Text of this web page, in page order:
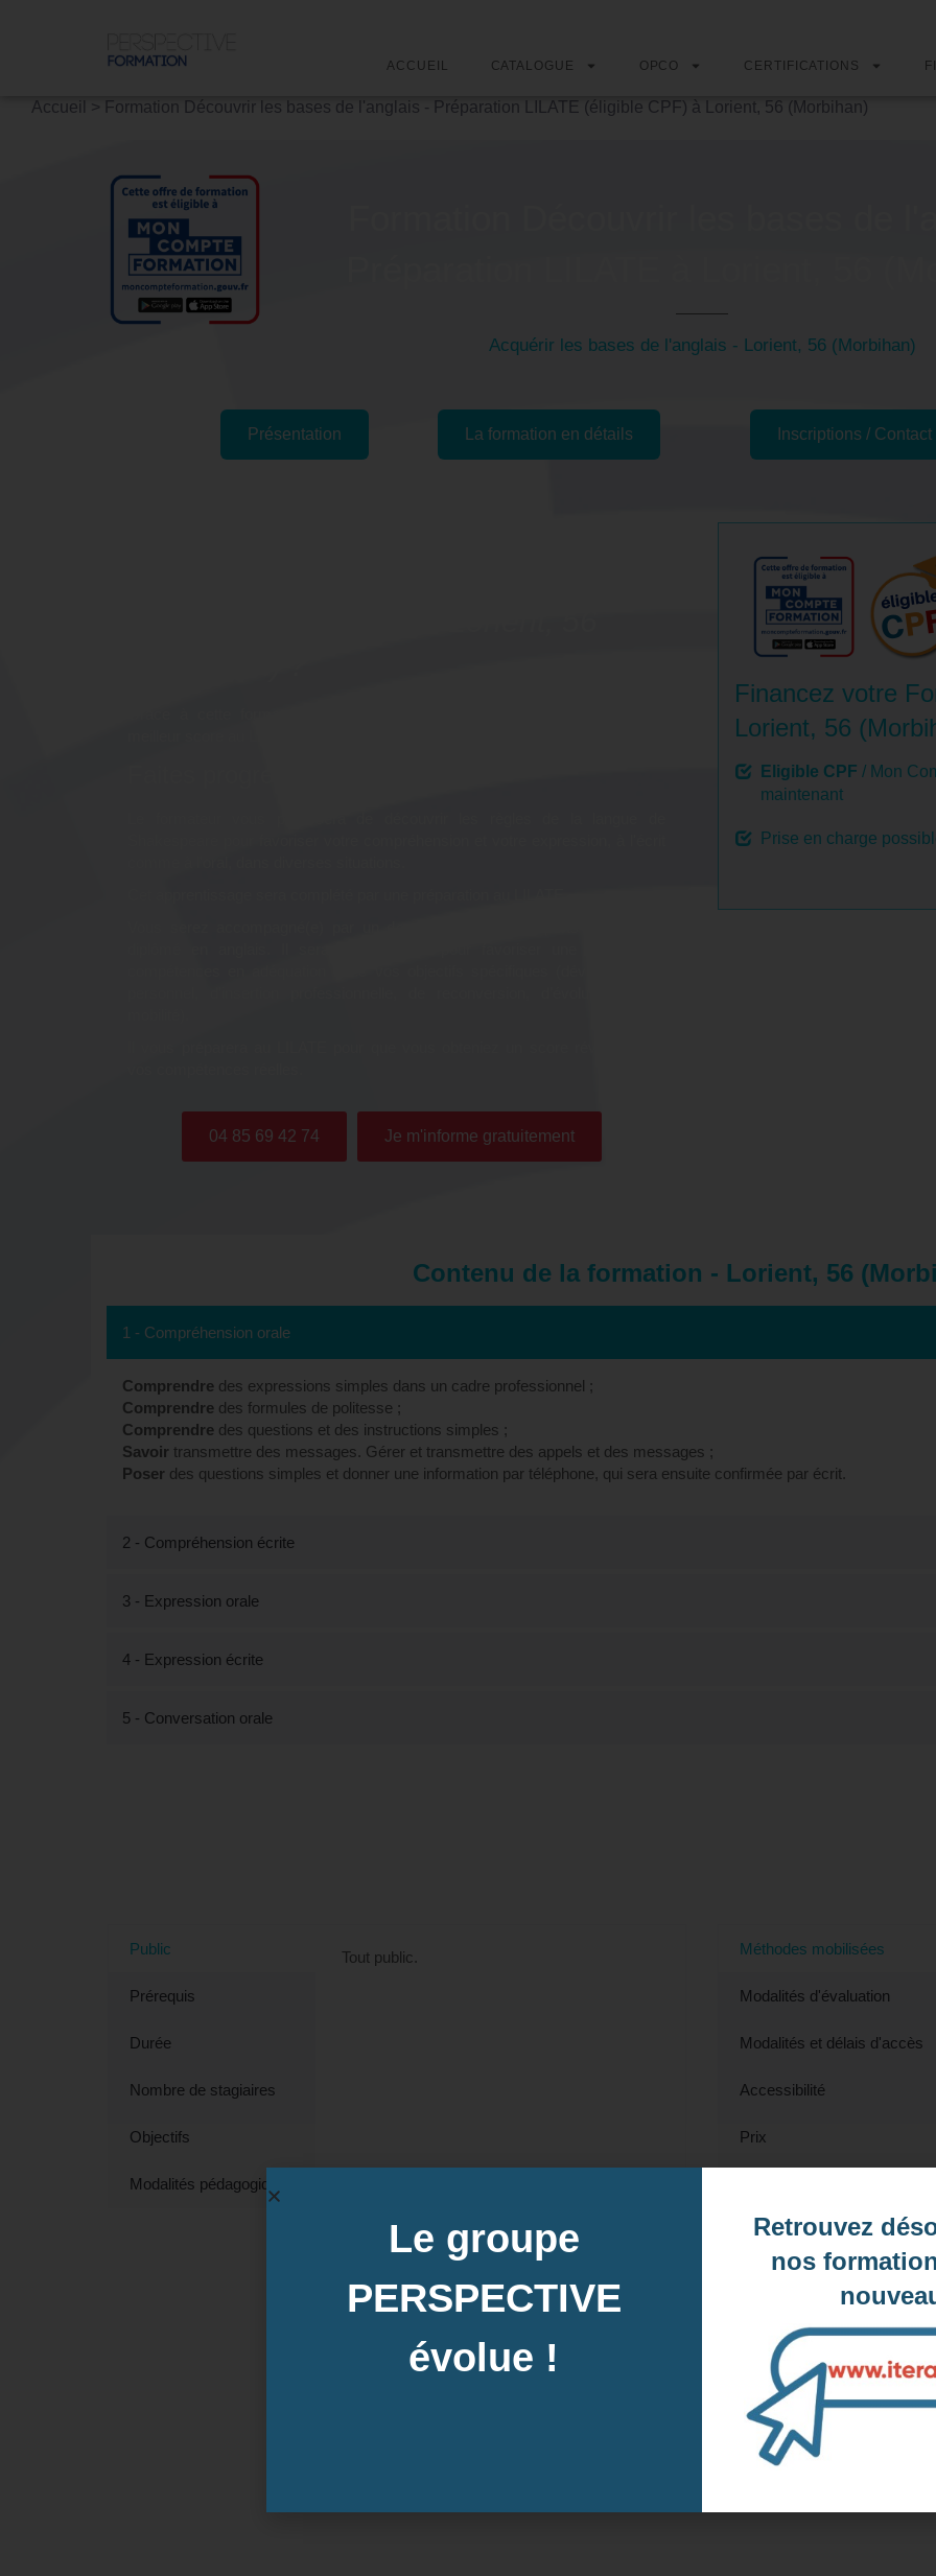
ACCUEIL CATALOGUE OPCO CERTIFICATIONS
Accueil > Formation Découvrir les bases de l'anglais - Préparation LILATE (éligible CPF) à Lorient, 56 (Morbihan)
Acquérir les bases de l'anglais - Lorient, 56 (Morbihan)
Présentation La formation en détails Inscriptions / Contact
04 85 69 42 74 Je m'informe gratuitement
Financez votre
Lorient, 56
Eligible CPF / Mon
maintenant
Prise en charge
Contenu de la formation - Lorient, 56
1 - Compréhension orale
Comprendre des expressions simples dans un cadre professionnel ;
Comprendre des formules de politesse ;
Comprendre des questions et des instructions simples ;
Savoir transmettre des messages. Gérer et transmettre des appels et des messages ;
Poser des questions simples et donner une information par téléphone, qui sera ensuite confirmée par écrit.
2 - Compréhension écrite
3 - Expression orale
4 - Expression écrite
5 - Conversation orale
Public
Prérequis
Durée
Nombre de stagiaires
Objectifs
Modalités pédagogiques
Tout public. Méthodes mobilisées
Modalités d'évaluation
Modalités et délais d'accès
Accessibilité
Prix
Contactez-nous pour en savoir plus
Dates des prochaines sessions à Lorient, 56
Le groupe
PERSPECTIVE
évolue !
Retrouvez
nos